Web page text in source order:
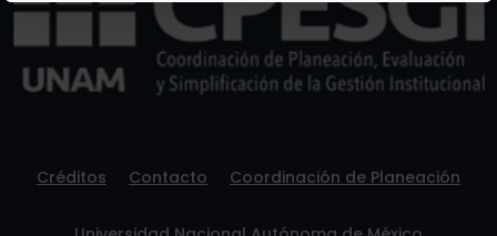
Créditos Contacto Coordinación de Planeación